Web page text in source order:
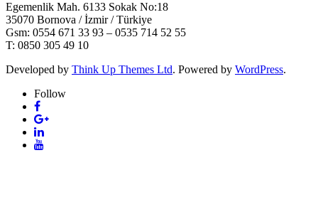
Egemenlik Mah. 6133 Sokak No:18
35070 Bornova / İzmir / Türkiye
Gsm: 0554 671 33 93 – 0535 714 52 55
T: 0850 305 49 10
Developed by Think Up Themes Ltd. Powered by WordPress.
Follow